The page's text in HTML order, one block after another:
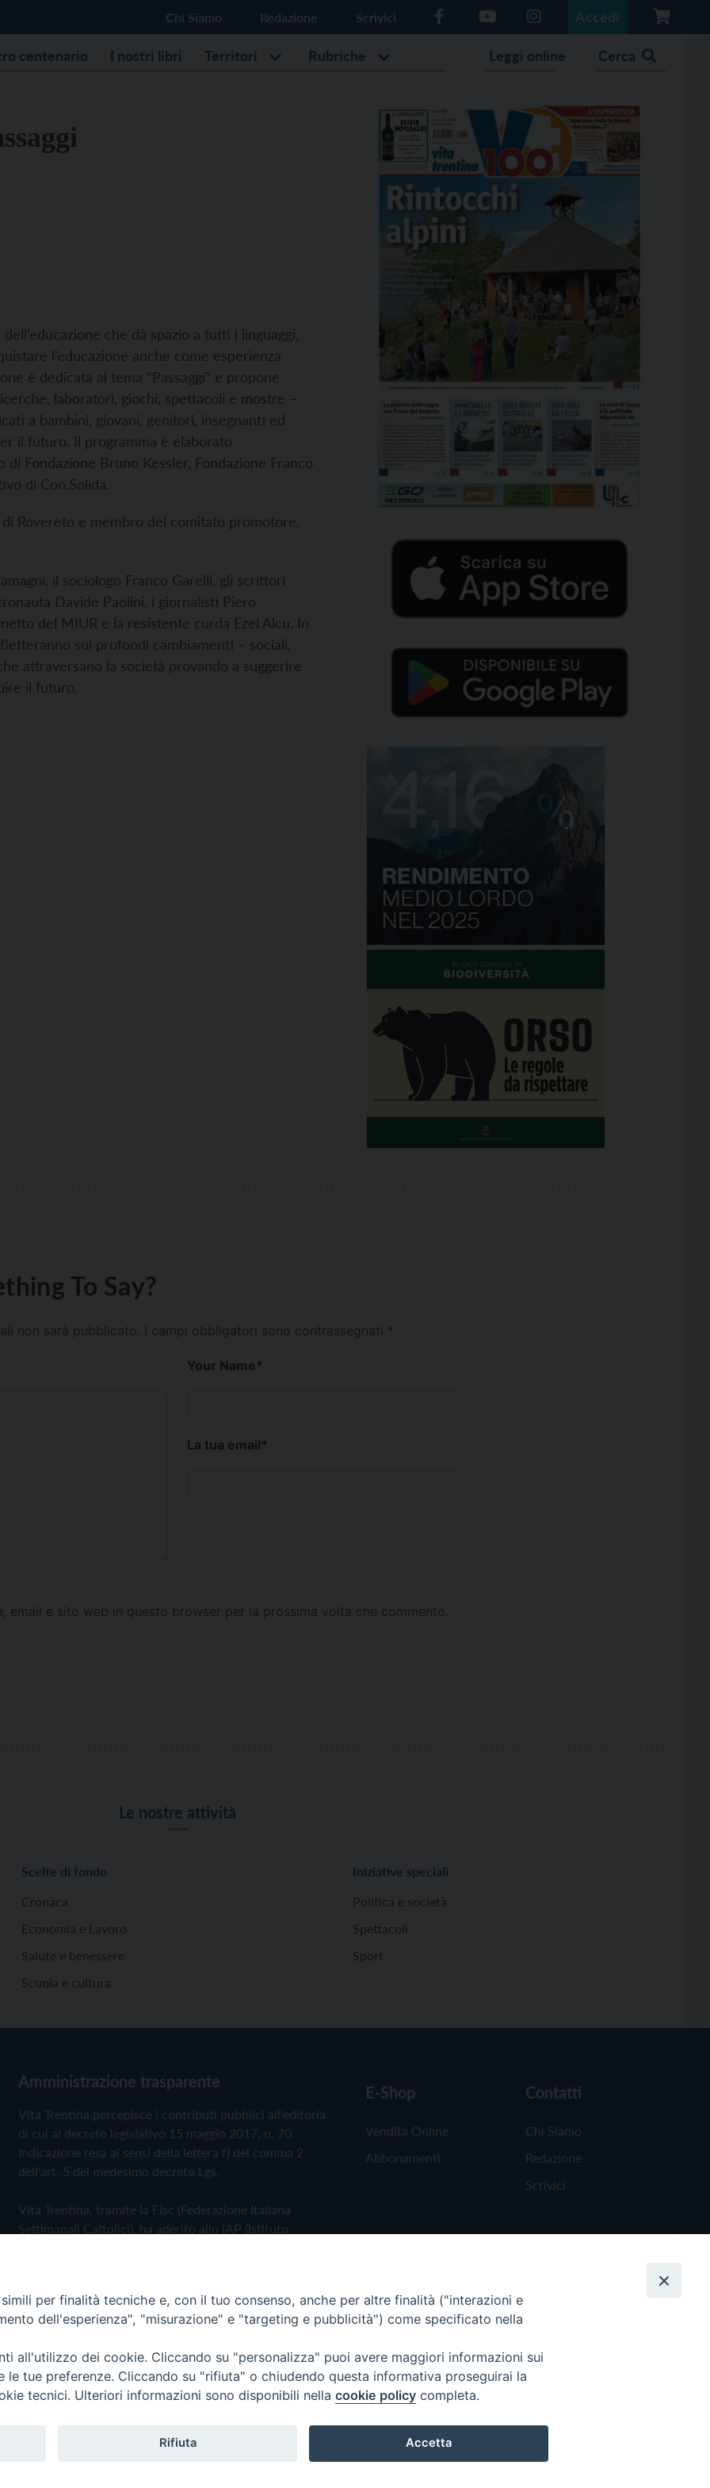
Chi Siamo Redazione Scrivici Accedi
centenario I nostri libri Territori Rubriche Leggi online Cerca
che dà spazio a tutti i linguaggi,
l’educazione anche come esperienza
è dedicata al tema “Passaggi” e propone
laboratori, giochi, spettacoli e mostre –
a bambini, giovani, genitori, insegnanti ed
il futuro. Il programma è elaborato
Fondazione Bruno Kessler, Fondazione Franco
di Con.Solida.
Rovereto e membro del comitato promotore.
il sociologo Franco Garelli, gli scrittori
Davide Paolini, i giornalisti Piero
del MIUR e la resistente curda Ezel Alcu. In
sui profondi cambiamenti – sociali,
attraversano la società provando a suggerire
il futuro.
To Say?
non sarà pubblicato. I campi obbligatori sono contrassegnati *
Your Name*
La tua email*
email e sito web in questo browser per la prossima volta che commento.
Le nostre attività
Scelte di fondo
Cronaca
Economia e Lavoro
Salute e benessere
Scuola e cultura
Iniziative speciali
Politica e società
Spettacoli
Sport
Amministrazione trasparente
Vita Trentina percepisce i contributi pubblici all'editoria
di cui al decreto legislativo 15 maggio 2017, n. 70.
Indicazione resa ai sensi della lettera f) del comma 2
dell'art. 5 del medesimo decreto Lgs.
Vita Trentina, tramite la Fisc (Federazione Italiana
Settimanali Cattolici), ha aderito allo IAP (Istituto
Privacy Policy Cookie Policy
E-Shop
Vendita Online
Abbonamenti
Contatti
Chi Siamo
Redazione
Scrivici
Editrice
per finalità tecniche e, con il tuo consenso, anche per altre finalità ("interazioni e
dell'esperienza", "misurazione" e "targeting e pubblicità") come specificato nella
all'utilizzo dei cookie. Cliccando su "personalizza" puoi avere maggiori informazioni sui
le tue preferenze. Cliccando su "rifiuta" o chiudendo questa informativa proseguirai la
tecnici. Ulteriori informazioni sono disponibili nella cookie policy completa.
Rifiuta Accetta